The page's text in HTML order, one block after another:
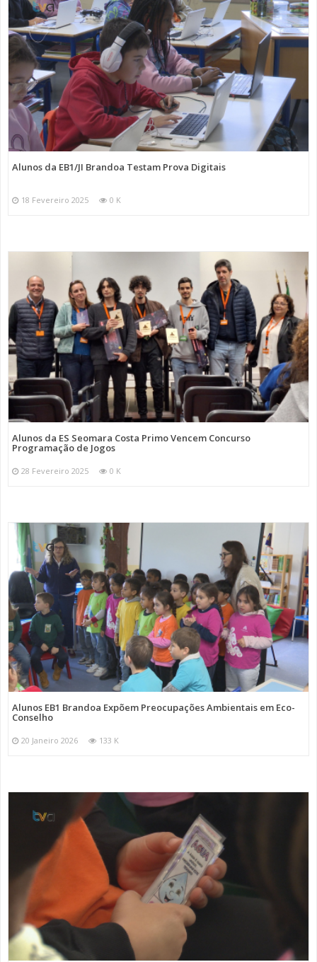
Alunos da EB1/JI Brandoa Testam Prova Digitais
18 Fevereiro 2025 0 K
Alunos da ES Seomara Costa Primo Vencem Concurso
Programação de Jogos
28 Fevereiro 2025 0 K
Alunos EB1 Brandoa Expõem Preocupações Ambientais em Eco-
Conselho
20 Janeiro 2026 133 K